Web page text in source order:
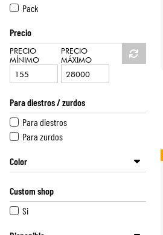
EASTONE
ESP
GIBSON
GODIN
GRETSCH
HAGSTROM
IBANEZ
JACKSON
KRAMER
PRS
SCHECTER
Pack
Precio
PRECIO
MÍNIMO
PRECIO
MÁXIMO
Para diestros / zurdos
Para diestros
Para zurdos
Color
Amarillo
Naranja
Custom shop
Si